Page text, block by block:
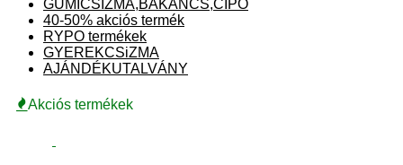
GUMICSIZMA,BAKANCS,CIPŐ
40-50% akciós termék
RYPO termékek
GYEREKCSiZMA
AJÁNDÉKUTALVÁNY
Akciós termékek